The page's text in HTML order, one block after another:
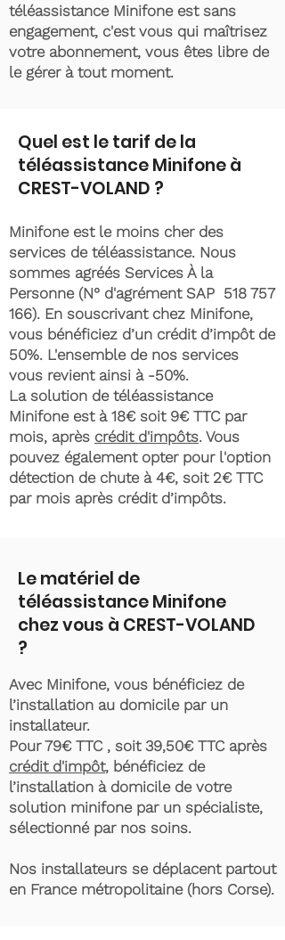
téléassistance Minifone est sans
engagement, c'est vous qui maîtrisez
votre abonnement, vous êtes libre de
le gérer à tout moment.
Quel est le tarif de la
téléassistance Minifone à
CREST-VOLAND ?
Minifone est le moins cher des
services de téléassistance. Nous
sommes agréés Services À la
Personne (N° d'agrément SAP 518 757
166). En souscrivant chez Minifone,
vous bénéficiez d’un crédit d’impôt de
50%. L'ensemble de nos services
vous revient ainsi à -50%.
La solution de téléassistance
Minifone est à 18€ soit 9€ TTC par
mois, après crédit d'impôts. Vous
pouvez également opter pour l'option
détection de chute à 4€, soit 2€ TTC
par mois après crédit d’impôts.
Le matériel de
téléassistance Minifone
chez vous à CREST-VOLAND
?
Avec Minifone, vous bénéficiez de
l’installation au domicile par un
installateur.
Pour 79€ TTC , soit 39,50€ TTC après
crédit d'impôt, bénéficiez de
l’installation à domicile de votre
solution minifone par un spécialiste,
sélectionné par nos soins.
Nos installateurs se déplacent partout
en France métropolitaine (hors Corse).